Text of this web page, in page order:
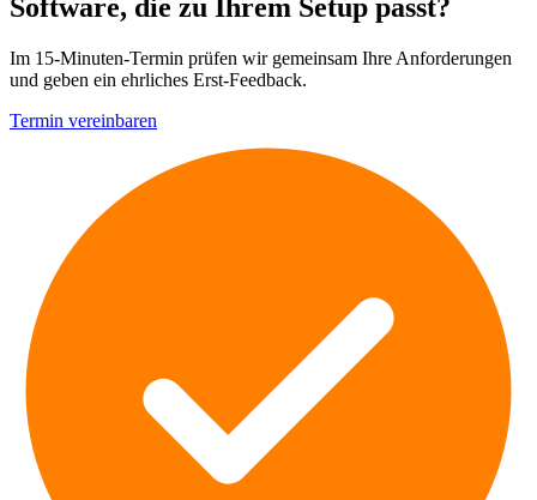
Software, die zu Ihrem Setup passt?
Im 15-Minuten-Termin prüfen wir gemeinsam Ihre Anforderungen
und geben ein ehrliches Erst-Feedback.
Termin vereinbaren